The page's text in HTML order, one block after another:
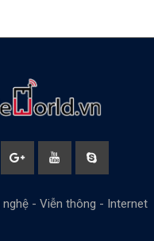
- Viễn thông - Internet